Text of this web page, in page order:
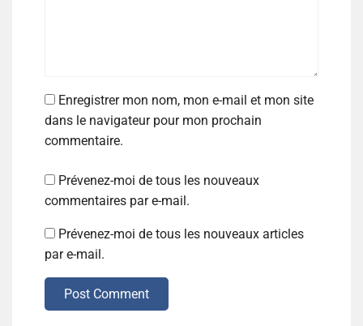
Enregistrer mon nom, mon e-mail et mon site
dans le navigateur pour mon prochain
commentaire.
Prévenez-moi de tous les nouveaux
commentaires par e-mail.
Prévenez-moi de tous les nouveaux articles
par e-mail.
Post Comment